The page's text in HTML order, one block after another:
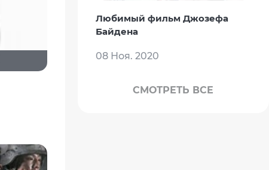
Любимый фильм Джозефа
Байдена
08 Ноя. 2020
СМОТРЕТЬ ВСЕ